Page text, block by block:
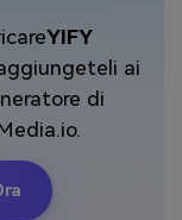
YIFY
ai
di